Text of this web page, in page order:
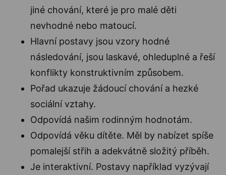
jiné chování, které je pro malé děti
nevhodné nebo matoucí.
Hlavní postavy jsou vzory hodné
následování, jsou laskavé, ohleduplné a řeší
konflikty konstruktivním způsobem.
Pořad ukazuje žádoucí chování a hezké
sociální vztahy.
Odpovídá našim rodinným hodnotám.
Odpovídá věku dítěte. Měl by nabízet spíše
pomalejší střih a adekvátně složitý příběh.
Je interaktivní. Postavy například vyzývají